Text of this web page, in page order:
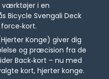
værktøjer i en
Bicycle Svengali Deck
Konge) giver dig
og præcision fra de
Back‑kort – nu med
kort, hjerter konge.